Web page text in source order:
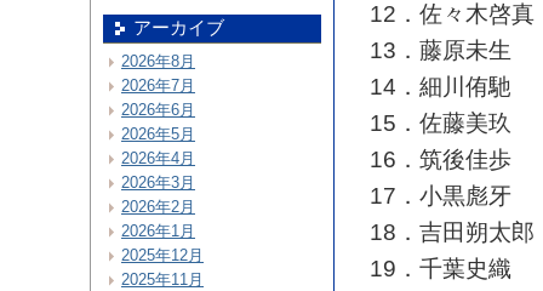
12．佐々木啓真
13．藤原未生
14．細川侑馳
15．佐藤美玖
16．筑後佳歩
17．小黒彪牙
18．吉田朔太郎
19．千葉史織
アーカイブ
2026年8月
2026年7月
2026年6月
2026年5月
2026年4月
2026年3月
2026年2月
2026年1月
2025年12月
2025年11月